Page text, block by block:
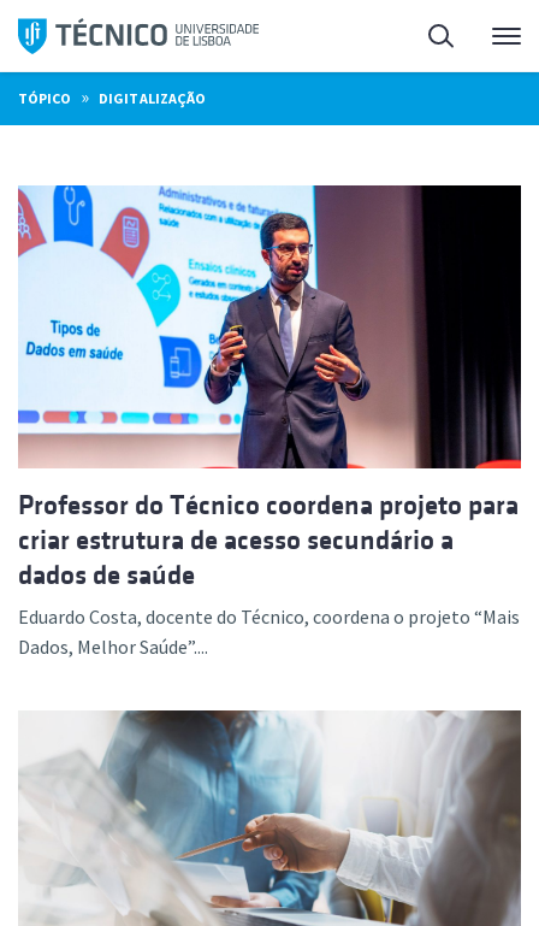
Saltar
para
o
conteúdo
Pesquisa
TÓPICO » DIGITALIZAÇÃO
Professor do Técnico coordena projeto para
criar estrutura de acesso secundário a
dados de saúde
Eduardo Costa, docente do Técnico, coordena o projeto “Mais
Dados, Melhor Saúde”....